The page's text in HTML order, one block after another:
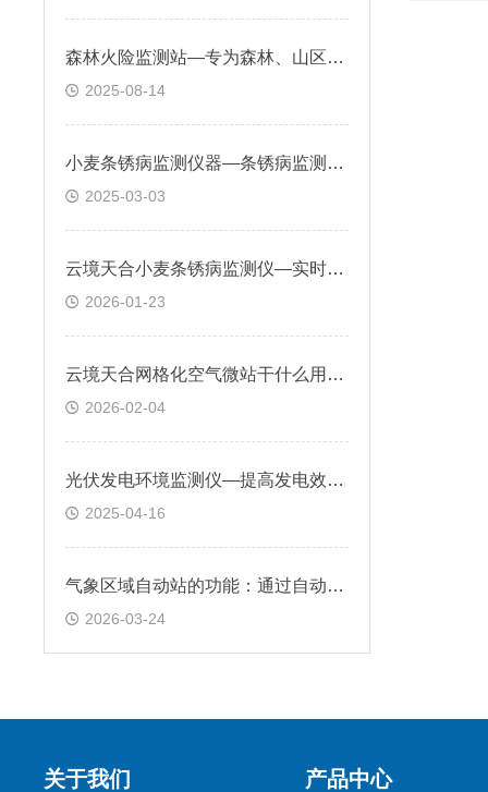
森林火险监测站—专为森林、山区等易发生火灾区域设计的综合性监测体系
2025-08-14
小麦条锈病监测仪器—条锈病监测指标并通过条锈病模型进行发病预测
2025-03-03
云境天合小麦条锈病监测仪—实时监测小麦叶片上条锈病的发生情况
2026-01-23
云境天合网格化空气微站干什么用的：搭建港口作业全流程气象监测管控体系
2026-02-04
光伏发电环境监测仪—提高发电效率、优化运维管理
2025-04-16
气象区域自动站的功能：通过自动化技术对气象要素进行实时观测与数据传输
2026-03-24
关于我们 产品中心